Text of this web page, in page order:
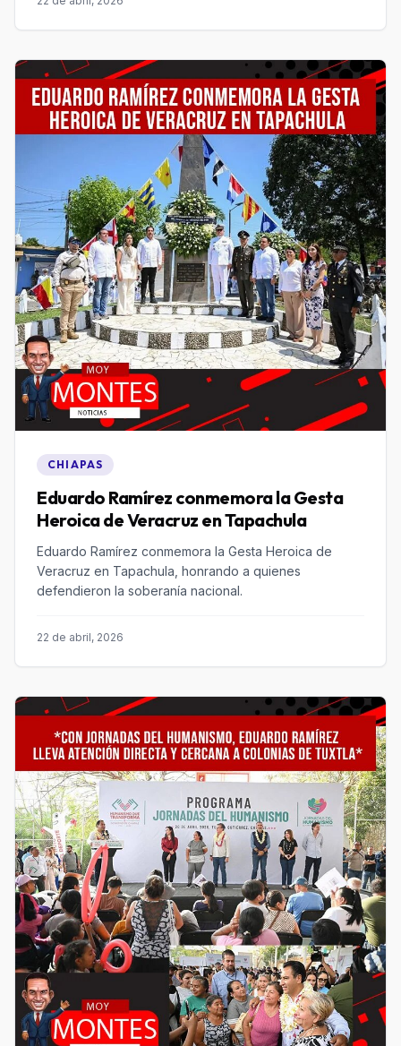
CHIAPAS
Eduardo Ramírez conmemora la Gesta
Eduardo Ramírez conmemora la Gesta Heroica de
Veracruz en Tapachula, honrando a quienes
defendieron la soberanía nacional.
22 de abril, 2026